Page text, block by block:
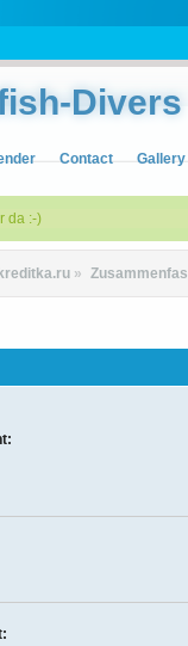
Divers
Contact Gallery
da :-)
»